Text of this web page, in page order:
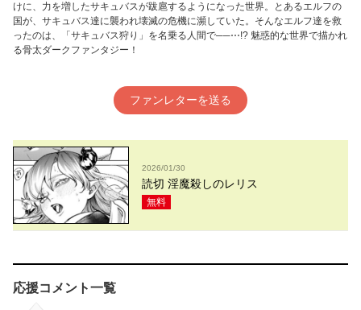
けに、力を増したサキュバスが跋扈するようになった世界。とあるエルフの
国が、サキュバス達に襲われ壊滅の危機に瀕していた。そんなエルフ達を救
ったのは、「サキュバス狩り」を名乗る人間で──⋯!? 魅惑的な世界で描かれ
る骨太ダークファンタジー！
ファンレターを送る
2026/01/30
読切 淫魔殺しのレリス
無料
応援コメント一覧